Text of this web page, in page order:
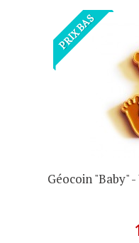
PRIX BAS
Géocoin "Baby"